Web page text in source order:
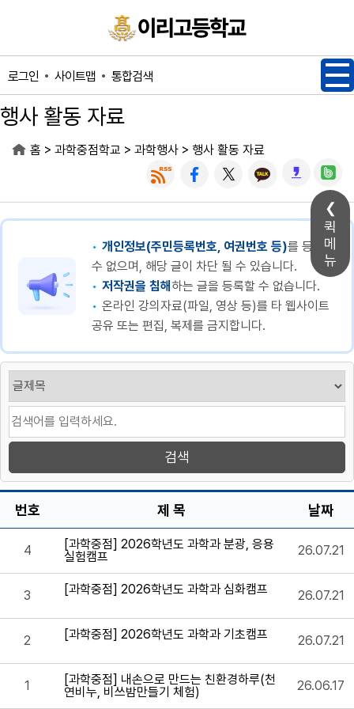
퀵
메
뉴
로그인 사이트맵 통합검색
행사 활동 자료
홈 > 과학중점학교 > 과학행사 > 행사 활동 자료
개인정보(주민등록번호, 여권번호 등)를 등록할
수 없으며, 해당 글이 차단 될 수 있습니다.
저작권을 침해하는 글을 등록할 수 없습니다.
온라인 강의자료(파일, 영상 등)를 타 웹사이트
공유 또는 편집, 복제를 금지합니다.
번호 제 목 날짜
4
[과학중점] 2026학년도 과학과 분광, 응용
실험캠프
26.07.21
3 [과학중점] 2026학년도 과학과 심화캠프 26.07.21
2 [과학중점] 2026학년도 과학과 기초캠프 26.07.21
1
[과학중점] 내손으로 만드는 친환경하루(천
연비누, 비쓰밤만들기 체험)
26.06.17